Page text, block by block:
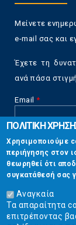
Μείνετε
e-mail σας και
Έχετε τη
ανά πάσα στιγμή
Email *
CAPTCHA
This
question is
for testing
whether or
not you are a
human visitor
and to
Επικοινωνία
Στουρνάρη
2103304444
ΠΟΛΙΤΙΚΗ
Χρησιμοποιούμε
περιήγησης στον
θεωρηθεί ότι
συγκατάθεσή σας
Αναγκαία
Τα απαραίτητα
επιτρέποντας